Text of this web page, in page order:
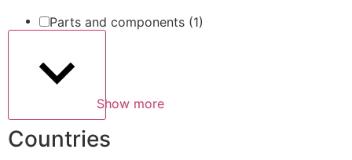
Parts and components (1)
Show more
Countries